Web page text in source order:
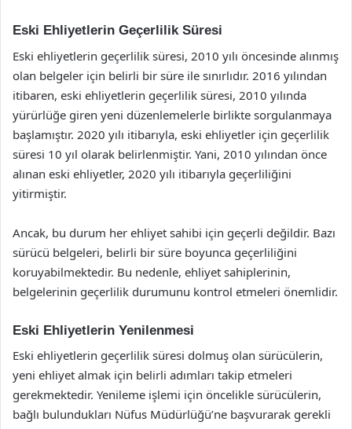
Eski Ehliyetlerin Geçerlilik Süresi
Eski ehliyetlerin geçerlilik süresi, 2010 yılı öncesinde alınmış
olan belgeler için belirli bir süre ile sınırlıdır. 2016 yılından
itibaren, eski ehliyetlerin geçerlilik süresi, 2010 yılında
yürürlüğe giren yeni düzenlemelerle birlikte sorgulanmaya
başlamıştır. 2020 yılı itibarıyla, eski ehliyetler için geçerlilik
süresi 10 yıl olarak belirlenmiştir. Yani, 2010 yılından önce
alınan eski ehliyetler, 2020 yılı itibarıyla geçerliliğini
yitirmiştir.
Ancak, bu durum her ehliyet sahibi için geçerli değildir. Bazı
sürücü belgeleri, belirli bir süre boyunca geçerliliğini
koruyabilmektedir. Bu nedenle, ehliyet sahiplerinin,
belgelerinin geçerlilik durumunu kontrol etmeleri önemlidir.
Eski Ehliyetlerin Yenilenmesi
Eski ehliyetlerin geçerlilik süresi dolmuş olan sürücülerin,
yeni ehliyet almak için belirli adımları takip etmeleri
gerekmektedir. Yenileme işlemi için öncelikle sürücülerin,
bağlı bulundukları Nüfus Müdürlüğü’ne başvurarak gerekli